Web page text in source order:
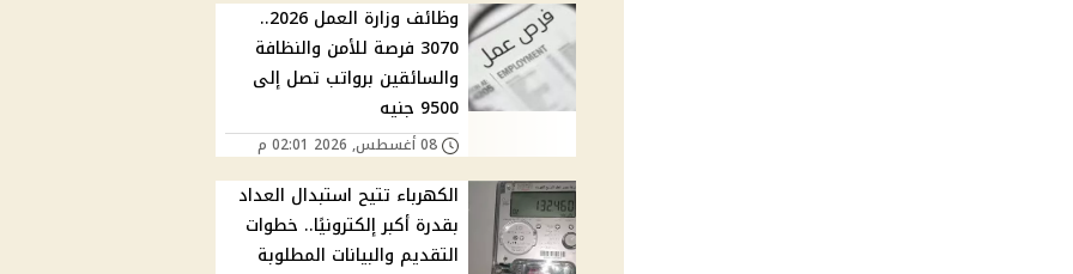
وظائف وزارة العمل 2026..
3070 فرصة للأمن والنظافة
والسائقين برواتب تصل إلى
9500 جنيه
08 أغسطس, 2026 02:01 م
الكهرباء تتيح استبدال العداد
بقدرة أكبر إلكترونيًا.. خطوات
التقديم والبيانات المطلوبة